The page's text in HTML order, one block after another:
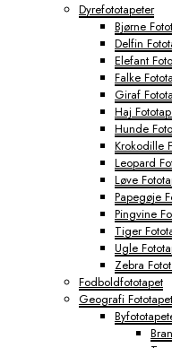
Dyrefototapeter
Bjørne
Delfin
Elefant
Falke
Giraf
Haj
Hunde
Krokodille
Leopard
Løve
Papegøje
Pingvine
Tiger
Ugle
Zebra
Fodboldfototapet
Geografi